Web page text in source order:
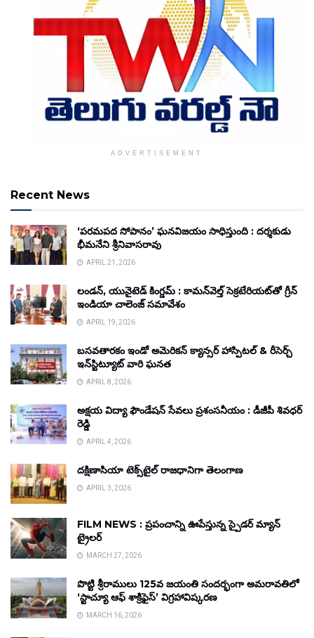
ADVERTISEMENT
Recent News
‘పరమపద సోపానం’ ఘనవిజయం సాధిస్తుంది : దర్శకుడు
భీమనేని శ్రీనివాసరావు
APRIL 21, 2026
లండన్, యునైటెడ్ కింగ్డమ్ : కామన్‌వెల్త్ సెక్రటేరియట్‌తో గ్రీన్
ఇండియా చాలెంజ్ సమావేశం
APRIL 19, 2026
బసవతారకం ఇండో అమెరికన్ క్యాన్సర్ హాస్పిటల్ & రీసెర్చ్
ఇన్‌స్టిట్యూట్ వారి ఘనత
APRIL 8, 2026
అక్షయ విద్యా ఫౌండేషన్ సేవలు ప్రశంసనీయం : డీజీపీ శివధర్
రెడ్డి
APRIL 4, 2026
దక్షిణాసియా టెక్స్‌టైల్ రాజధానిగా తెలంగాణ
APRIL 3, 2026
FILM NEWS : ప్రపంచాన్ని ఊపేస్తున్న స్పైడర్ మ్యాన్
ట్రైలర్
MARCH 27, 2026
పొట్టి శ్రీరాములు 125వ జయంతి సందర్భంగా అమరావతిలో
‘స్టాచ్యూ ఆఫ్ శాక్రిఫైస్’ విగ్రహావిష్కరణ
MARCH 16, 2026